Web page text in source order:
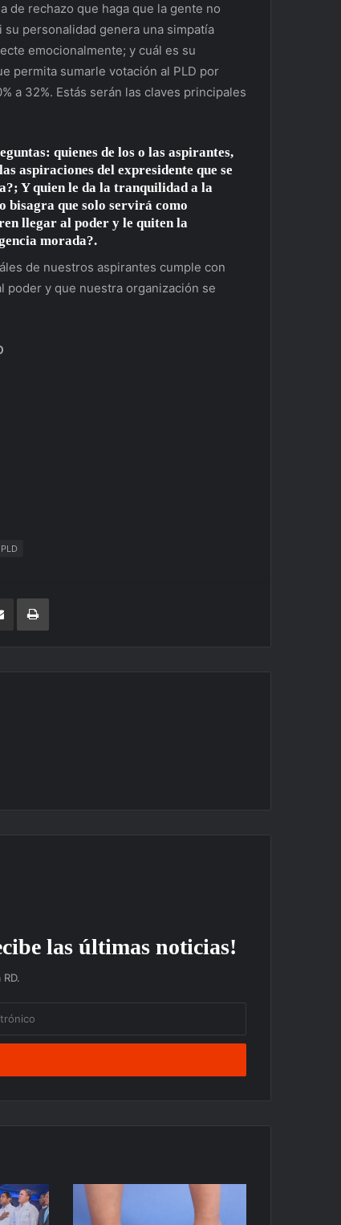
de rechazo que haga que la gente no
personalidad genera una simpatía
emocionalmente; y cuál es su
permita sumarle votación al PLD por
a 32%. Estás serán las claves principales
quienes de los o las aspirantes,
aspiraciones del expresidente que se
Y quien le da la tranquilidad a la
bisagra que solo servirá como
llegar al poder y le quiten la
morada?.
de nuestros aspirantes cumple con
poder y que nuestra organización se
PLD
Compartir por correo electrónicoImprimir
las últimas noticias!